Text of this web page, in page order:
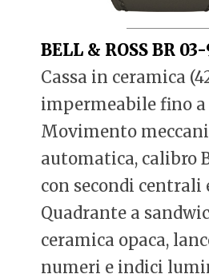
BELL & ROSS BR
Cassa in ceramica
impermeabile fino a
Movimento
automatica, calibro
con secondi centrali
Quadrante a
ceramica opaca,
numeri e indici